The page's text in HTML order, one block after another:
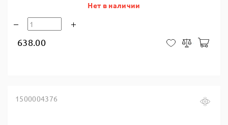
Нет в наличии
638.00 В закладки
Сравнить
1500004376